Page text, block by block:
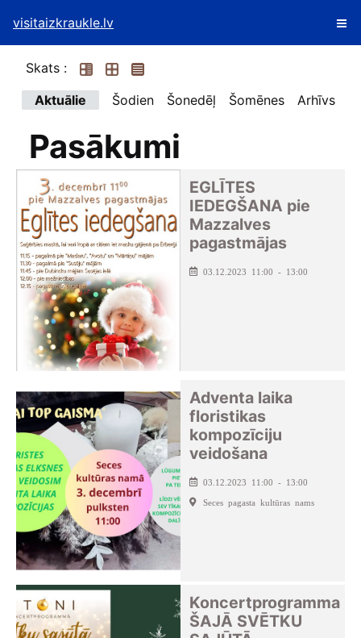
visitaizkraukle.lv
Skats :
Aktuālie
Šodien Šonedēļ Šomēnes Arhīvs
Pasākumi
EGLĪTES
IEDEGŠANA pie
Mazzalves
pagastmājas
03.12.2023 11:00 - 13:00
Adventa laika
floristikas
kompozīciju
veidošana
03.12.2023 11:00 - 13:00
Seces pagasta kultūras nams
Koncertprogramma
ŠAJĀ SVĒTKU